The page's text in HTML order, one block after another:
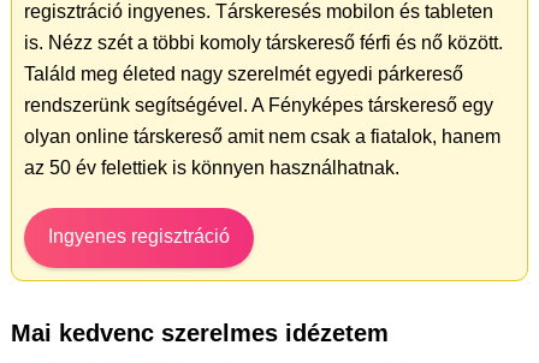
regisztráció ingyenes. Társkeresés mobilon és tableten
is. Nézz szét a többi komoly társkereső férfi és nő között.
Találd meg életed nagy szerelmét egyedi párkereső
rendszerünk segítségével. A Fényképes társkereső egy
olyan online társkereső amit nem csak a fiatalok, hanem
az 50 év felettiek is könnyen használhatnak.
Ingyenes regisztráció
Mai kedvenc szerelmes idézetem